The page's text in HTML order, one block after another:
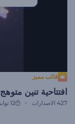
قالب مميز
افتتاحية تنين متوهج
427 الاصدارات 12 ثواني